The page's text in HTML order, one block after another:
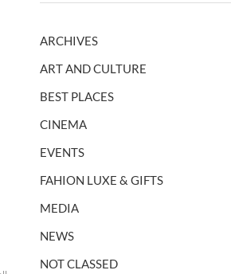
ARCHIVES
ART AND CULTURE
BEST PLACES
CINEMA
EVENTS
FAHION LUXE & GIFTS
MEDIA
NEWS
NOT CLASSED